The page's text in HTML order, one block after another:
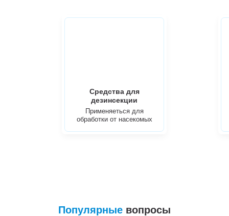
Средства для
дезинсекции
Применяеться для
обработки от насекомых
Популярныевопросы